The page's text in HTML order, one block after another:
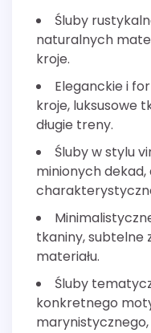
Śluby
naturalnych
kroje.
Eleganckie i
kroje, luksusowe
długie treny.
Śluby w stylu
minionych
tkaniny, subtelne
materiału.
Śluby
konkretnego